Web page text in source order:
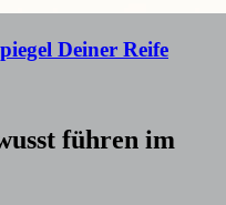
Deiner Reife
führen im